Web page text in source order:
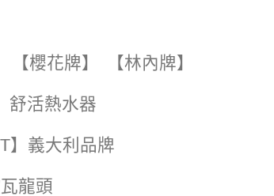
【櫻花牌】 【林內牌】
舒活熱水器️️
】️義大利品牌
龍頭